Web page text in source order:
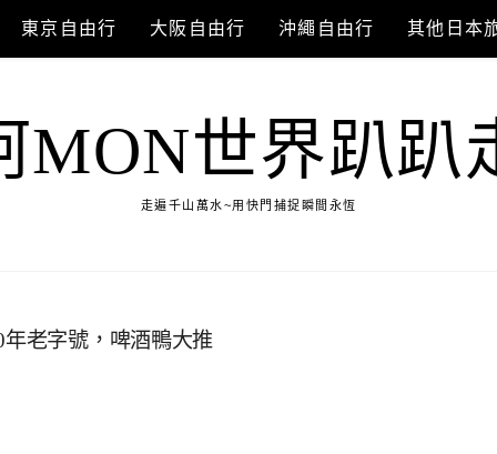
東京自由行 大阪自由行 沖繩自由行 其他日本
MON世界趴趴
走遍千山萬水~用快門捕捉瞬間永恆
老字號，啤酒鴨大推